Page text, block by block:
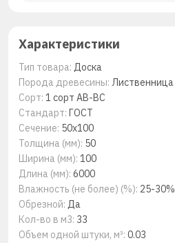
Характеристики
Тип товара: Доска
Порода древесины: Лиственница
Сорт: 1 сорт AB-BC
Стандарт: ГОСТ
Сечение: 50x100
Толщина (мм): 50
Ширина (мм): 100
Длина (мм): 6000
Влажность (не более) (%): 25-30%
Обрезной: Да
Кол-во в м3: 33
Объем одной штуки, м³: 0.03